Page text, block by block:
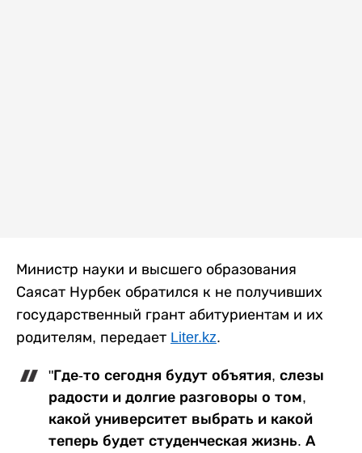
Министр науки и высшего образования
Саясат Нурбек обратился к не получивших
государственный грант абитуриентам и их
родителям, передает Liter.kz.
"Где-то сегодня будут объятия, слезы
радости и долгие разговоры о том,
какой университет выбрать и какой
теперь будет студенческая жизнь. А